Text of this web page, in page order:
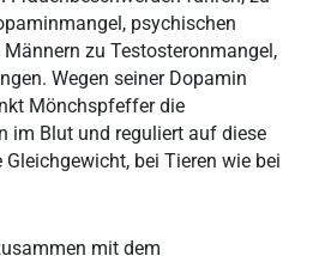
psychischen
zu Testosteronmangel,
Wegen seiner Dopamin
Mönchspfeffer die
im Blut und reguliert auf diese
bei Tieren wie bei
mit dem